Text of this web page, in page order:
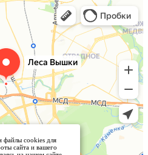
файлы cookies для
сайта и вашего